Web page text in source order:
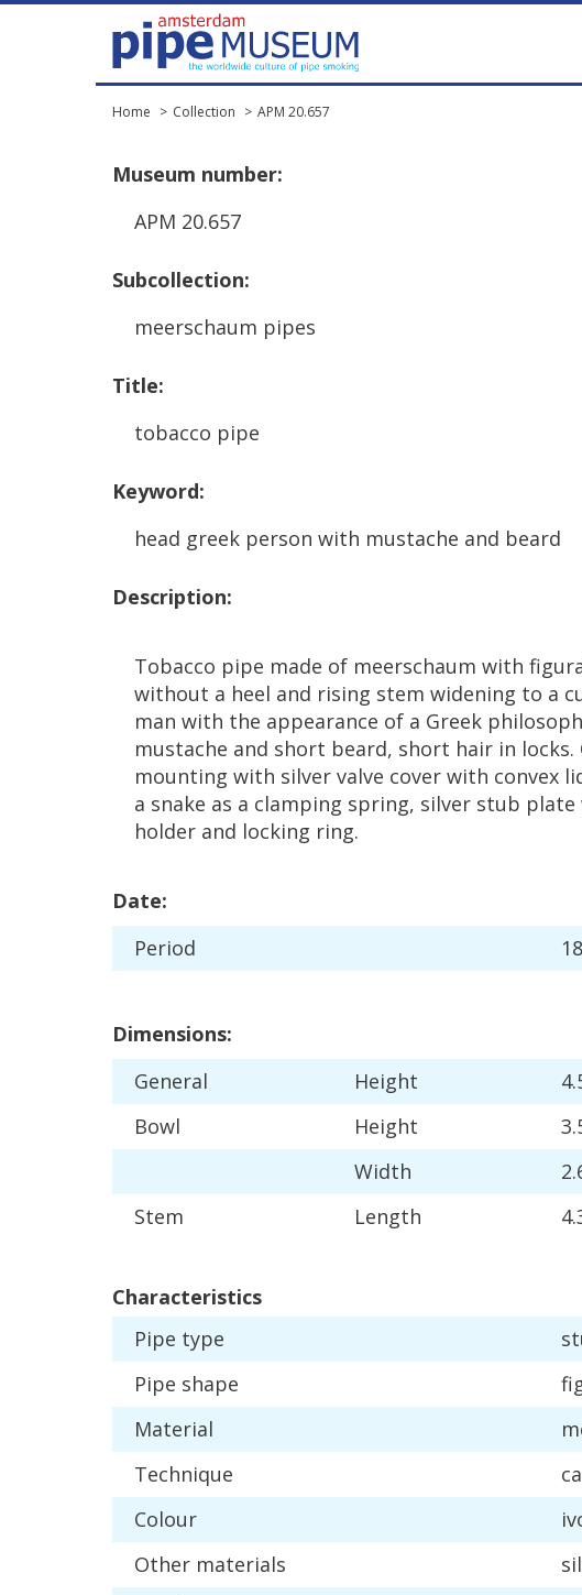
Home Collection APM 20.657
Museum number:
APM 20.657
Subcollection:
meerschaum pipes
Title:
tobacco pipe
Keyword:
head greek person with mustache and beard
Description:
Tobacco pipe made of meerschaum with
without a heel and rising stem widening to a
man with the appearance of a Greek
mustache and short beard, short hair in locks.
mounting with silver valve cover with convex
a snake as a clamping spring, silver stub plate
holder and locking ring.
Date:
Period
Dimensions:
General
Height 4.
Bowl
Height 3.
Width
2.
Stem
Length 4.
Characteristics
Pipe type
Pipe shape
Material
Technique
Colour
Other materials